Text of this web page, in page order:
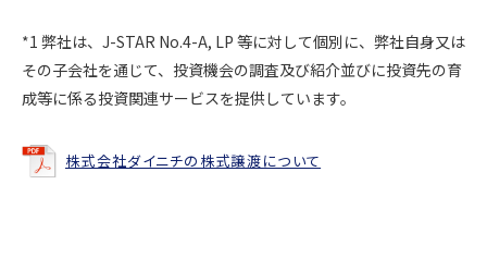
*1 弊社は、J-STAR No.4-A, LP 等に対して個別に、弊社自身又は
その子会社を通じて、投資機会の調査及び紹介並びに投資先の育
成等に係る投資関連サービスを提供しています。
株式会社ダイニチの株式譲渡について